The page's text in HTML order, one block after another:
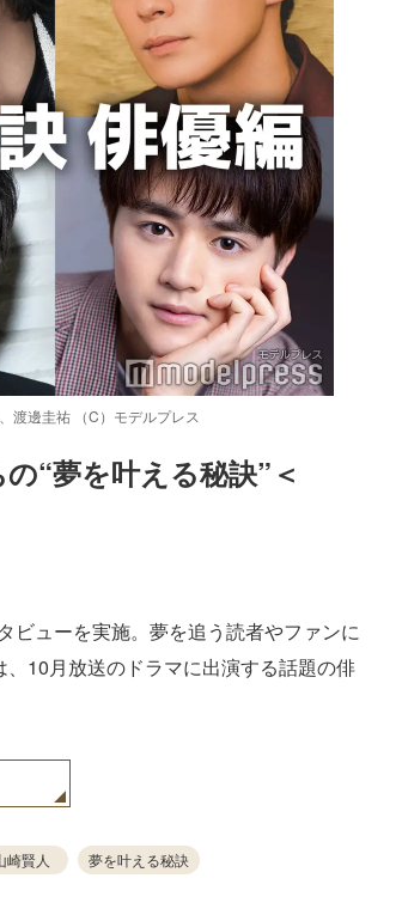
渡邊圭祐 （C）モデルプレス
“夢を叶える秘訣”＜
ビューを実施。夢を追う読者やファンに
10月放送のドラマに出演する話題の俳
崎賢人
夢を叶える秘訣